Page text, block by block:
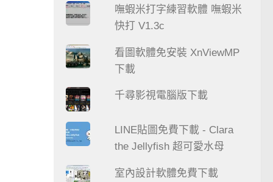
嘸蝦米打字練習軟體 嘸蝦米
快打 V1.3c
看圖軟體免安裝 XnViewMP
下載
千尋影視電腦版下載
LINE貼圖免費下載 - Clara
the Jellyfish 超可愛水母
室內設計軟體免費下載